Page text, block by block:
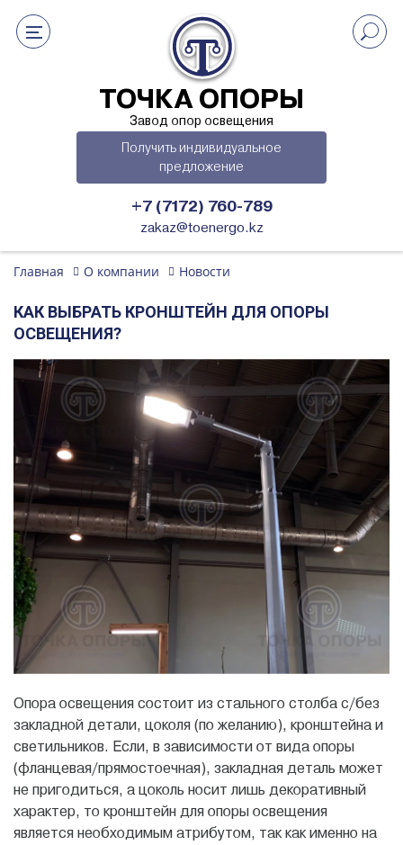
ТОЧКА ОПОРЫ
Завод опор освещения
Получить индивидуальное
предложение
+7 (7172) 760-789
zakaz@toenergo.kz
Главная О компании Новости
КАК ВЫБРАТЬ КРОНШТЕЙН ДЛЯ ОПОРЫ
ОСВЕЩЕНИЯ?
Опора освещения состоит из стального столба с/без
закладной детали, цоколя (по желанию), кронштейна и
светильников. Если, в зависимости от вида опоры
(фланцевая/прямостоечная), закладная деталь может
не пригодиться, а цоколь носит лишь декоративный
характер, то кронштейн для опоры освещения
является необходимым атрибутом, так как именно на